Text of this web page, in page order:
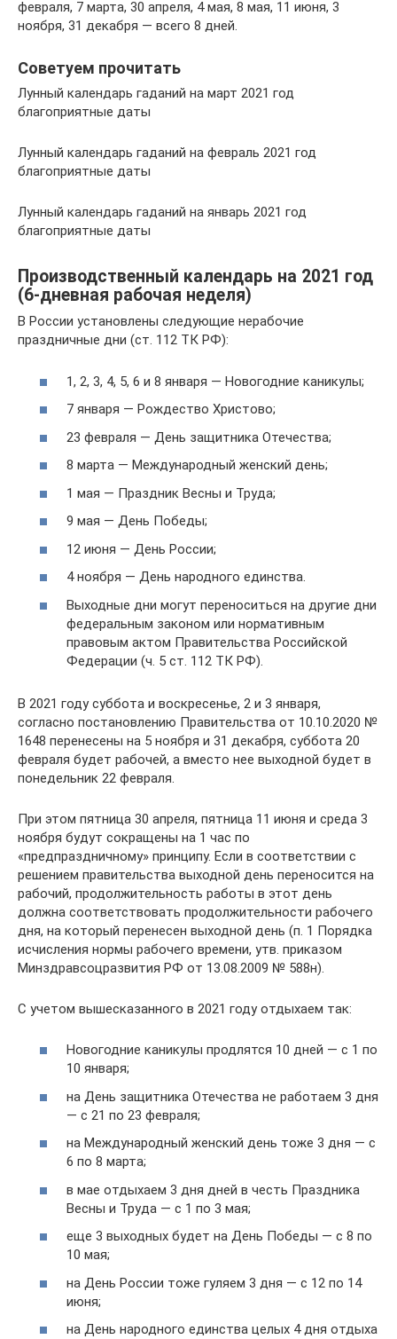
февраля, 7 марта, 30 апреля, 4 мая, 8 мая, 11 июня, 3
ноября, 31 декабря — всего 8 дней.
Советуем прочитать
Лунный календарь гаданий на март 2021 год
благоприятные даты
Лунный календарь гаданий на февраль 2021 год
благоприятные даты
Лунный календарь гаданий на январь 2021 год
благоприятные даты
Производственный календарь на 2021 год
(6-дневная рабочая неделя)
В России установлены следующие нерабочие
праздничные дни (ст. 112 ТК РФ):
1, 2, 3, 4, 5, 6 и 8 января — Новогодние каникулы;
7 января — Рождество Христово;
23 февраля — День защитника Отечества;
8 марта — Международный женский день;
1 мая — Праздник Весны и Труда;
9 мая — День Победы;
12 июня — День России;
4 ноября — День народного единства.
Выходные дни могут переноситься на другие дни
федеральным законом или нормативным
правовым актом Правительства Российской
Федерации (ч. 5 ст. 112 ТК РФ).
В 2021 году суббота и воскресенье, 2 и 3 января,
согласно постановлению Правительства от 10.10.2020 №
1648 перенесены на 5 ноября и 31 декабря, суббота 20
февраля будет рабочей, а вместо нее выходной будет в
понедельник 22 февраля.
При этом пятница 30 апреля, пятница 11 июня и среда 3
ноября будут сокращены на 1 час по
«предпраздничному» принципу. Если в соответствии с
решением правительства выходной день переносится на
рабочий, продолжительность работы в этот день
должна соответствовать продолжительности рабочего
дня, на который перенесен выходной день (п. 1 Порядка
исчисления нормы рабочего времени, утв. приказом
Минздравсоцразвития РФ от 13.08.2009 № 588н).
С учетом вышесказанного в 2021 году отдыхаем так:
Новогодние каникулы продлятся 10 дней — с 1 по
10 января;
на День защитника Отечества не работаем 3 дня
— с 21 по 23 февраля;
на Международный женский день тоже 3 дня — с
6 по 8 марта;
в мае отдыхаем 3 дня дней в честь Праздника
Весны и Труда — с 1 по 3 мая;
еще 3 выходных будет на День Победы — с 8 по
10 мая;
на День России тоже гуляем 3 дня — с 12 по 14
июня;
на День народного единства целых 4 дня отдыха